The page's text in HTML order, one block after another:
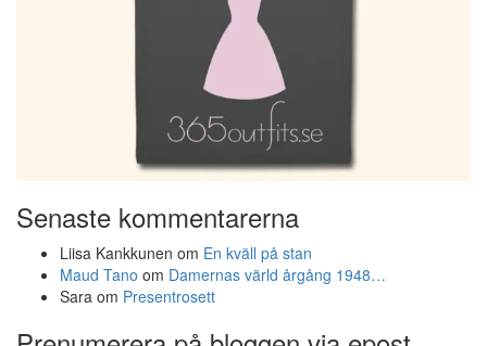
Senaste kommentarerna
Liisa Kankkunen om En kväll på stan
Maud Tano om Damernas värld årgång 1948…
Sara om Presentrosett